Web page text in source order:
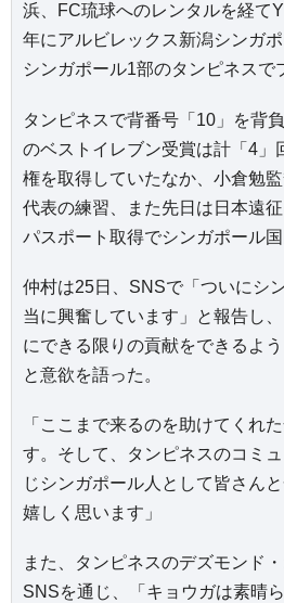
浜、FC琉球へのレンタルを経て
年にアルビレックス新潟シンガ
シンガポール1部のタンピネスで
タンピネスで背番号「10」を背
のベストイレブン受賞は計「4」
権を取得していたなか、小倉勉
代表の練習、また先日は日本遠
パスポート取得でシンガポール国
仲村は25日、SNSで「ついにシ
当に興奮しています」と報告し
にできる限りの貢献をできるよ
と意欲を語った。
「ここまで来るのを助けてくれ
す。そして、タンピネスのコミ
じシンガポール人として皆さん
嬉しく思います」
また、タンピネスのデズモンド
SNSを通じ、「キョウガは素晴